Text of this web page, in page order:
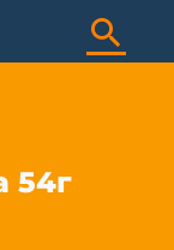
54г